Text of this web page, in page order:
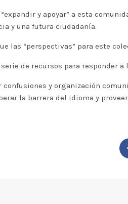
y apoyar” a esta
y una futura ciudadanía.
las “perspectivas” para este
de recursos para responder
y organización
la barrera del idioma y